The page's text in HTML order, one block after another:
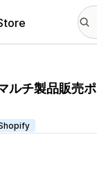
ルチ製品販売ポ